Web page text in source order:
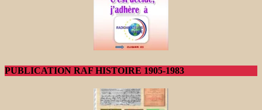
PUBLICATION RAF HISTOIRE 1905-1983